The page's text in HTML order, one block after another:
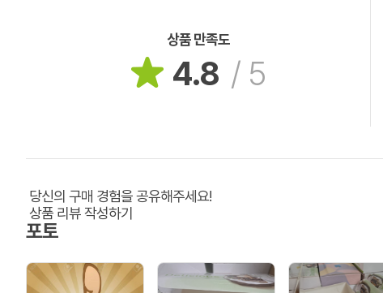
상품 만족도
4.8 / 5
당신의 구매 경험을 공유해주세요!
상품 리뷰 작성하기
포토